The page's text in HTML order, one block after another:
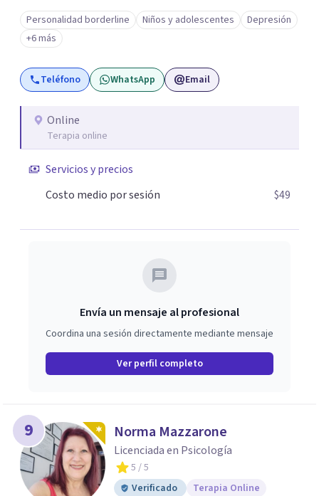
privilegio de colaborar en comunidades como Olivar del
Conde y Xochimilco, lo que me permitió conocer diversas
realidades y necesidades.
Personalidad borderline Niños y adolescentes
Depresión
+6 más
Teléfono WhatsApp Email
Online
Terapia online
Servicios y precios
Costo medio por sesión
$49
Envía un mensaje al profesional
Coordina una sesión directamente mediante mensaje
Ver perfil completo
9 Norma Mazzarone
Licenciada en Psicología
5 / 5
Verificado
Terapia Online